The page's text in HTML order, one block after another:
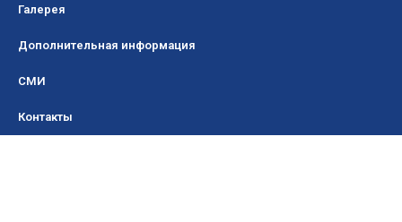
Галерея
Дополнительная информация
СМИ
Контакты